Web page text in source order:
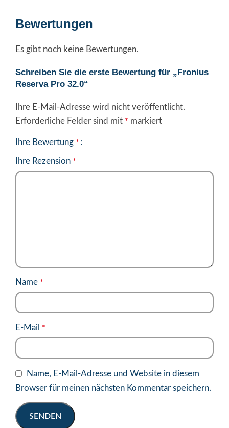
Bewertungen
Es gibt noch keine Bewertungen.
Schreiben Sie die erste Bewertung für „Fronius
Reserva Pro 32.0“
Ihre E-Mail-Adresse wird nicht veröffentlicht.
Erforderliche Felder sind mit * markiert
Ihre Bewertung *
Ihre Rezension *
Name *
E-Mail *
Name, E-Mail-Adresse und Website in diesem
Browser für meinen nächsten Kommentar speichern.